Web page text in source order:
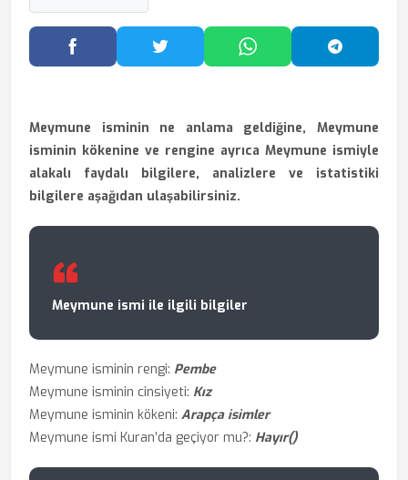
Facebook'ta PaylaşTwitter'da PaylaşWhatsApp'ta Paylaş
Meymune isminin ne anlama geldiğine, Meymune
isminin kökenine ve rengine ayrıca Meymune ismiyle
alakalı faydalı bilgilere, analizlere ve istatistiki
bilgilere aşağıdan ulaşabilirsiniz.
Meymune ismi ile ilgili bilgiler
Meymune isminin rengi: Pembe
Meymune isminin cinsiyeti: Kız
Meymune isminin kökeni: Arapça isimler
Meymune ismi Kuran’da geçiyor mu?: Hayır()